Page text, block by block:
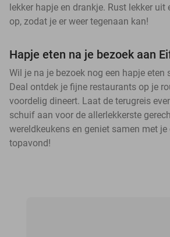
lekker hapje en drankje. Rust lekker uit
op, zodat je er weer tegenaan kan!
Hapje eten na je bezoek aan
Wil je na je bezoek nog een hapje eten
Deal ontdek je fijne restaurants op je
voordelig dineert. Laat de terugreis
schuif aan voor de allerlekkerste
wereldkeukens en geniet samen met
topavond!